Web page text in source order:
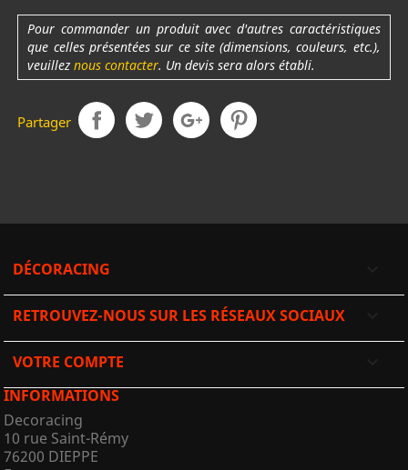
Pour commander un produit avec d'autres caractéristiques
que celles présentées sur ce site (dimensions, couleurs, etc.),
veuilleznous contacter. Un devis sera alors établi.
Partager
DÉCORACING
RETROUVEZ-NOUS SUR LES RÉSEAUX SOCIAUX
VOTRE COMPTE
INFORMATIONS
Decoracing
10 rue Saint-Rémy
76200 DIEPPE